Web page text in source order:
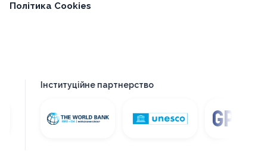
Політика Cookies
Інституційне партнерство